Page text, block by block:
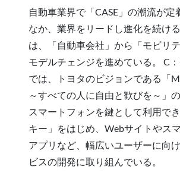
自動車業界で「CASE」の潮流が定
なか、業界をリードし進化を続け
は、「自動車会社」から「モビリ
モデルチェンジを進めている。 C：
では、トヨタのビジョンである「
～すべての人に自由と歓びを～」
スマートフォンを鍵として利用で
キー」をはじめ、Webサイトやス
アプリなど、幅広いユーザーに向
ビスの開発に取り組んでいる。